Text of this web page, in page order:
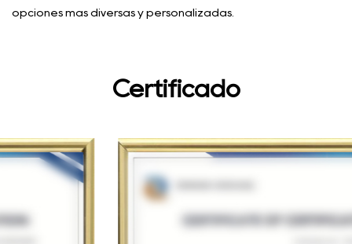
opciones más diversas y personalizadas.
Certificado